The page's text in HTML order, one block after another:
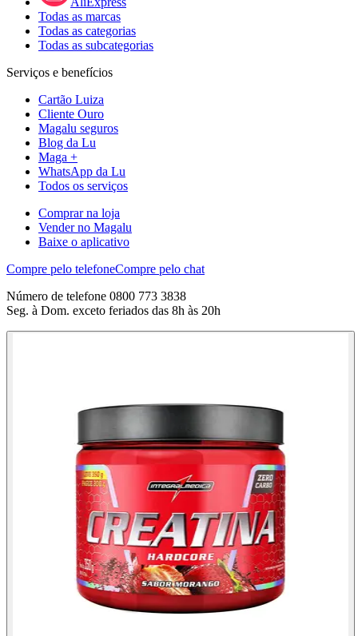
Todas as marcas
Todas as categorias
Todas as subcategorias
Serviços e benefícios
Cartão Luiza
Cliente Ouro
Magalu seguros
Blog da Lu
Maga +
WhatsApp da Lu
Todos os serviços
Comprar na loja
Vender no Magalu
Baixe o aplicativo
Compre pelo telefoneCompre pelo chat
Número de telefone 0800 773 3838
Seg. à Dom. exceto feriados das 8h às 20h